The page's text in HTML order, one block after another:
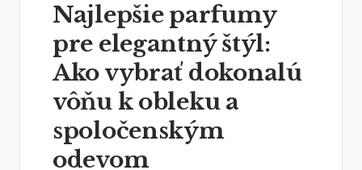
Najlepšie parfumy
pre elegantný štýl:
Ako vybrať dokonalú
vôňu k obleku a
spoločenským
odevom